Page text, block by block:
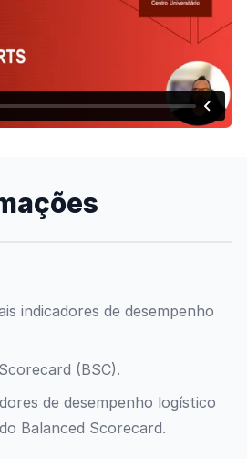
indicadores de desempenho
(BSC).
de desempenho logístico
Balanced Scorecard.